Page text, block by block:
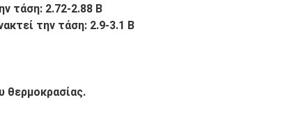
τάση: 2.72-2.88 Β
την τάση: 2.9-3.1 Β
θερμοκρασίας.